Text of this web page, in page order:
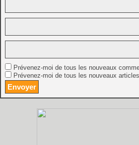
Prévenez-moi de tous les nouveaux
Prévenez-moi de tous les nouveaux